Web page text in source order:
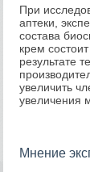
При
аптеки,
состава
крем
результате
увеличить
увеличения
Мнение